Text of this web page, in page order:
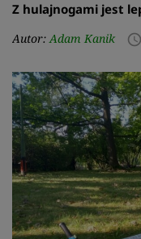
Z hulajnogami jest
Autor:Adam Kanik access_time